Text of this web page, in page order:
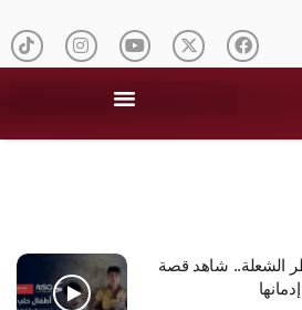
الشعلة.. شاهد قصة